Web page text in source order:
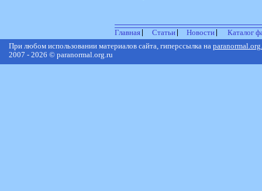
Главная Статьи Новости
Каталог
При любом использовании материалов сайта, гиперссылка на
2007 - 2026 © paranormal.org.ru